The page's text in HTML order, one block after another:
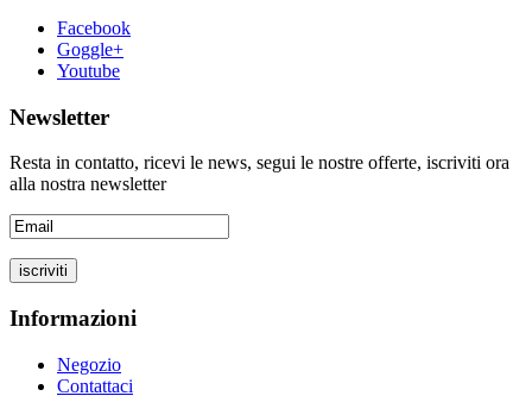
Facebook
Goggle+
Youtube
Newsletter
Resta in contatto, ricevi le news, segui le nostre offerte, iscriviti ora
alla nostra newsletter
Informazioni
Negozio
Contattaci